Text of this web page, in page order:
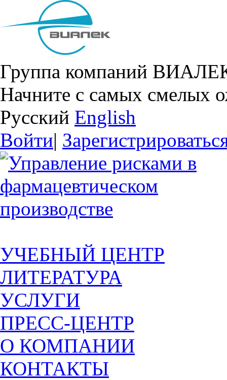
Группа компаний
Начните с самых смелых
Русский English
Войти|
УЧЕБНЫЙ ЦЕНТР
ЛИТЕРАТУРА
УСЛУГИ
ПРЕСС-ЦЕНТР
О КОМПАНИИ
КОНТАКТЫ